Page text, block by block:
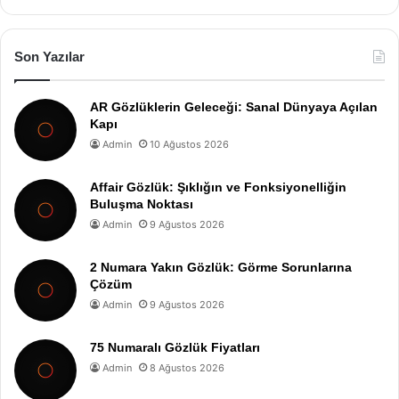
Son Yazılar
AR Gözlüklerin Geleceği: Sanal Dünyaya Açılan
Kapı
Admin 10 Ağustos 2026
Affair Gözlük: Şıklığın ve Fonksiyonelliğin
Buluşma Noktası
Admin 9 Ağustos 2026
2 Numara Yakın Gözlük: Görme Sorunlarına
Çözüm
Admin 9 Ağustos 2026
75 Numaralı Gözlük Fiyatları
Admin 8 Ağustos 2026